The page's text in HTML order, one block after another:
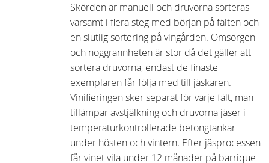
Skörden är manuell och druvorna sorteras
varsamt i flera steg med början på fälten och
en slutlig sortering på vingården. Omsorgen
och noggrannheten är stor då det gäller att
sortera druvorna, endast de finaste
exemplaren får följa med till jäskaren.
Vinifieringen sker separat för varje fält, man
tillämpar avstjälkning och druvorna jäser i
temperaturkontrollerade betongtankar
under hösten och vintern. Efter jäsprocessen
får vinet vila under 12 månader på barrique